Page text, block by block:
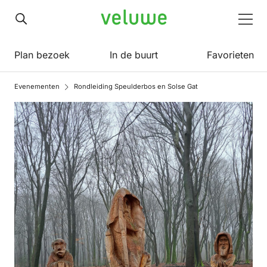
Veluwe
Plan bezoek In de buurt Favorieten
Evenementen Rondleiding Speulderbos en Solse Gat